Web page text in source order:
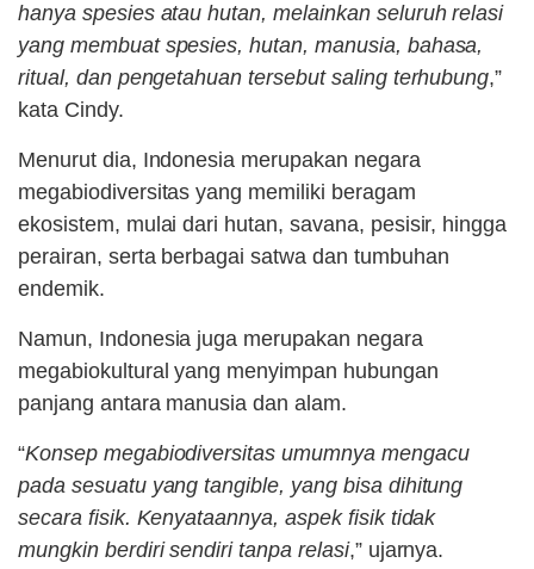
hanya spesies atau hutan, melainkan seluruh relasi
yang membuat spesies, hutan, manusia, bahasa,
ritual, dan pengetahuan tersebut saling terhubung,”
kata Cindy.
Menurut dia, Indonesia merupakan negara
megabiodiversitas yang memiliki beragam
ekosistem, mulai dari hutan, savana, pesisir, hingga
perairan, serta berbagai satwa dan tumbuhan
endemik.
Namun, Indonesia juga merupakan negara
megabiokultural yang menyimpan hubungan
panjang antara manusia dan alam.
“Konsep megabiodiversitas umumnya mengacu
pada sesuatu yang tangible, yang bisa dihitung
secara fisik. Kenyataannya, aspek fisik tidak
mungkin berdiri sendiri tanpa relasi,” ujarnya.